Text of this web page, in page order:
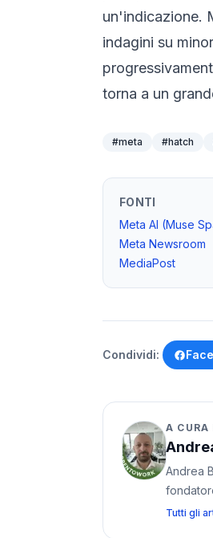
un'indicazione.
indagini su
torna a un
#meta #hatch
FONTI
Meta AI (Muse
Meta Newsroom
MediaPost
Condividi:
A CURA
Andrea
Tutti gli